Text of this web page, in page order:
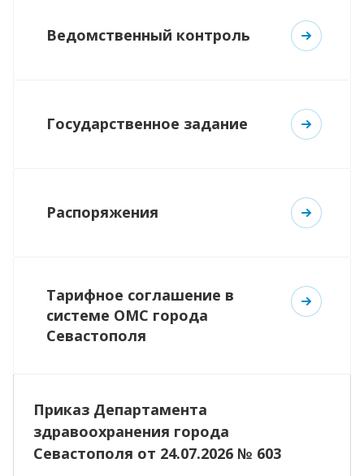
Ведомственный контроль
Государственное задание
Распоряжения
Тарифное соглашение в
системе ОМС города
Севастополя
Приказ Департамента
здравоохранения города
Севастополя от 24.07.2026 № 603